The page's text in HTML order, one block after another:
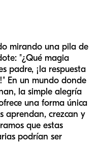
mirando una pila de
"¿Qué magia
padre, ¡la respuesta
En un mundo donde
la simple alegría
una forma única
aprendan, crezcan y
que estas
podrían ser